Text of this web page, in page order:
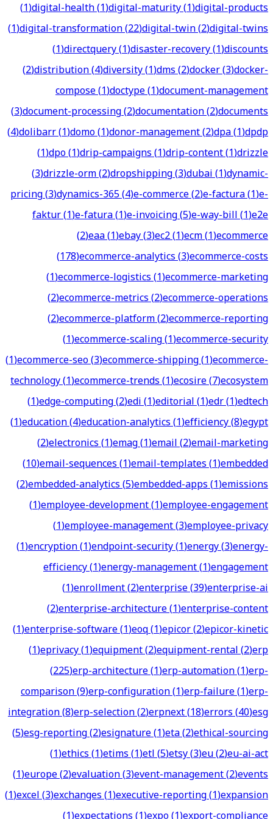
(1)digital-health(1)digital-maturity(1)digital-products
(1)digital-transformation(22)digital-twin(2)digital-twins
(1)directquery(1)disaster-recovery(1)discounts
(2)distribution(4)diversity(1)dms(2)docker(3)docker-
compose(1)doctype(1)document-management
(3)document-processing(2)documentation(2)documents
(4)dolibarr(1)domo(1)donor-management(2)dpa(1)dpdp
(1)dpo(1)drip-campaigns(1)drip-content(1)drizzle
(3)drizzle-orm(2)dropshipping(3)dubai(1)dynamic-
pricing(3)dynamics-365(4)e-commerce(2)e-factura(1)e-
faktur(1)e-fatura(1)e-invoicing(5)e-way-bill(1)e2e
(2)eaa(1)ebay(3)ec2(1)ecm(1)ecommerce
(178)ecommerce-analytics(3)ecommerce-costs
(1)ecommerce-logistics(1)ecommerce-marketing
(2)ecommerce-metrics(2)ecommerce-operations
(2)ecommerce-platform(2)ecommerce-reporting
(1)ecommerce-scaling(1)ecommerce-security
(1)ecommerce-seo(3)ecommerce-shipping(1)ecommerce-
technology(1)ecommerce-trends(1)ecosire(7)ecosystem
(1)edge-computing(2)edi(1)editorial(1)edr(1)edtech
(1)education(4)education-analytics(1)efficiency(8)egypt
(2)electronics(1)emag(1)email(2)email-marketing
(10)email-sequences(1)email-templates(1)embedded
(2)embedded-analytics(5)embedded-apps(1)emissions
(1)employee-development(1)employee-engagement
(1)employee-management(3)employee-privacy
(1)encryption(1)endpoint-security(1)energy(3)energy-
efficiency(1)energy-management(1)engagement
(1)enrollment(2)enterprise(39)enterprise-ai
(2)enterprise-architecture(1)enterprise-content
(1)enterprise-software(1)eoq(1)epicor(2)epicor-kinetic
(1)eprivacy(1)equipment(2)equipment-rental(2)erp
(225)erp-architecture(1)erp-automation(1)erp-
comparison(9)erp-configuration(1)erp-failure(1)erp-
integration(8)erp-selection(2)erpnext(18)errors(40)esg
(5)esg-reporting(2)esignature(1)eta(2)ethical-sourcing
(1)ethics(1)etims(1)etl(5)etsy(3)eu(2)eu-ai-act
(1)europe(2)evaluation(3)event-management(2)events
(1)excel(3)exchanges(1)executive-reporting(1)expansion